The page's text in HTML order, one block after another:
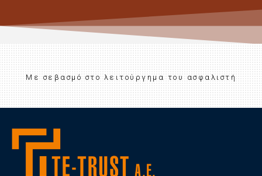
Με σεβασμό στο λειτούργημα του ασφαλιστή